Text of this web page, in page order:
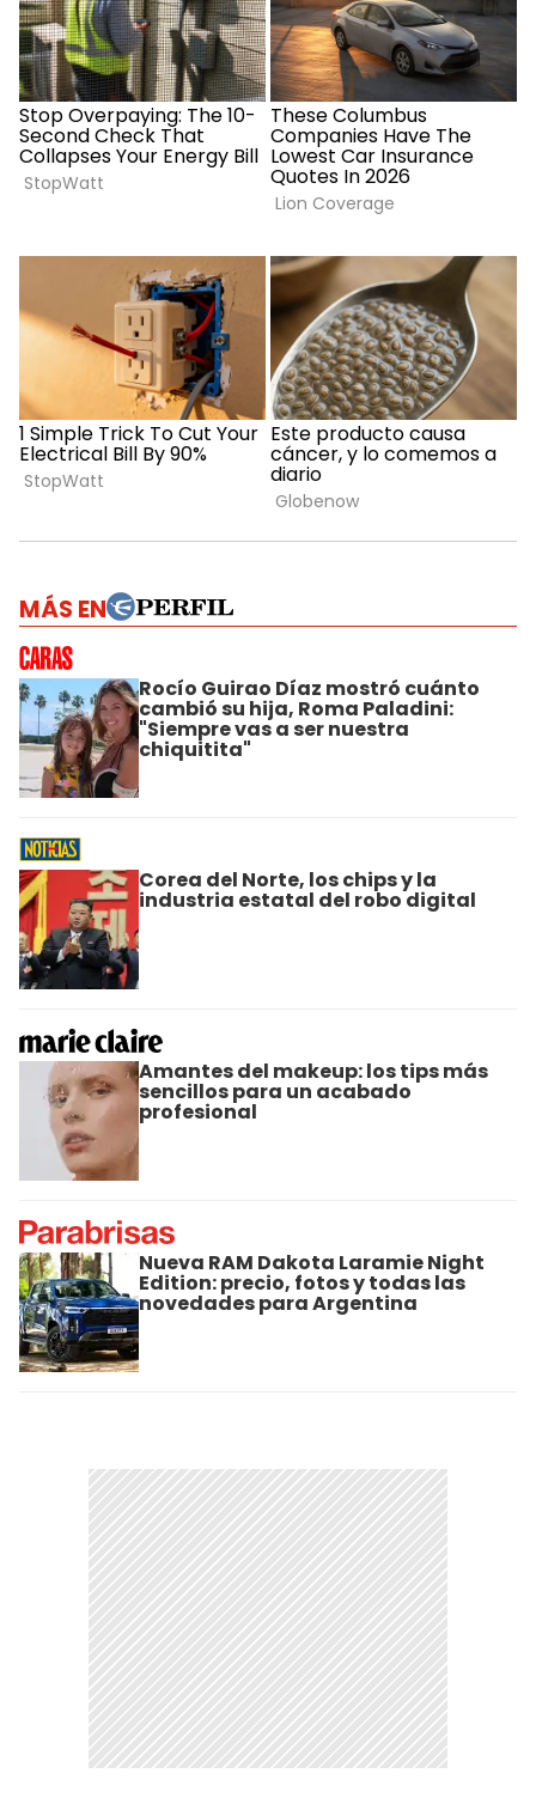
MÁS EN
Rocío Guirao Díaz mostró cuánto
cambió su hija, Roma Paladini:
"Siempre vas a ser nuestra
chiquitita"
Corea del Norte, los chips y la
industria estatal del robo digital
Amantes del makeup: los tips más
sencillos para un acabado
profesional
Nueva RAM Dakota Laramie Night
Edition: precio, fotos y todas las
novedades para Argentina